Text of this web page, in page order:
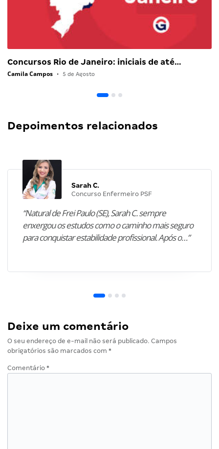
Concursos Rio de Janeiro: iniciais de até…
Camila Campos • 5 de Agosto
Depoimentos relacionados
Sarah C.
Concurso Enfermeiro PSF
“Natural de Frei Paulo (SE), Sarah C. sempre
enxergou os estudos como o caminho mais seguro
para conquistar estabilidade profissional. Após o…”
Deixe um comentário
O seu endereço de e-mail não será publicado. Campos
obrigatórios são marcados com *
Comentário *